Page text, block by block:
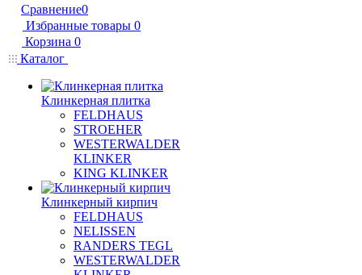
Сравнение0
Избранные товары 0
Корзина 0
Каталог
Клинкерная плитка
FELDHAUS
STROEHER
WESTERWALDER
KLINKER
KING KLINKER
Клинкерный кирпич
FELDHAUS
NELISSEN
RANDERS TEGL
WESTERWALDER